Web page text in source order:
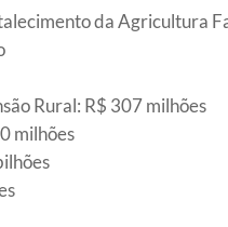
da Agricultura
Rural: R$ 307 milhões
milhões